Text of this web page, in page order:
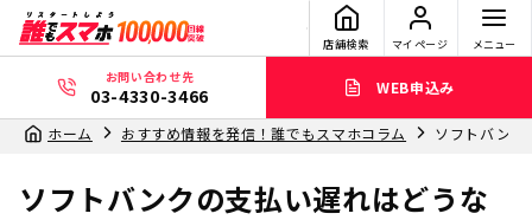
店舗検索 マイページ メニュー
お問い合わせ先
03-4330-3466 WEB申込み
ホーム おすすめ情報を発信！誰でもスマホコラム ソフトバンク
ソフトバンクの支払い遅れはどうな